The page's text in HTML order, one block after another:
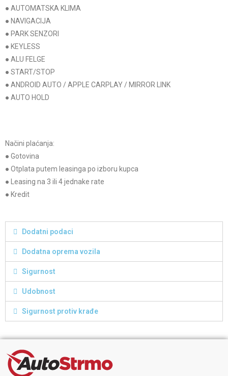
● AUTOMATSKA KLIMA
● NAVIGACIJA
● PARK SENZORI
● KEYLESS
● ALU FELGE
● START/STOP
● ANDROID AUTO / APPLE CARPLAY / MIRROR LINK
● AUTO HOLD
Načini plaćanja:
● Gotovina
● Otplata putem leasinga po izboru kupca
● Leasing na 3 ili 4 jednake rate
● Kredit
Dodatni podaci
Dodatna oprema vozila
Sigurnost
Udobnost
Sigurnost protiv krađe